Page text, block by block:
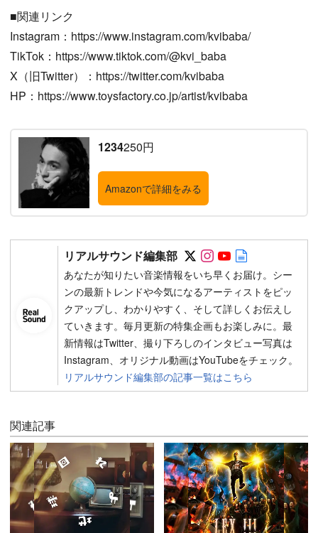
■関連リンク
Instagram：https://www.instagram.com/kvibaba/
TikTok：https://www.tiktok.com/@kvi_baba
X（旧Twitter）：https://twitter.com/kvibaba
HP：https://www.toysfactory.co.jp/artist/kvibaba
1234250円
Amazonで詳細をみる
リアルサウンド編集部 Follow on SNS
Follow on SNS
Follow on
あなたが知りたい音楽情報をいち早くお届け。シー
ンの最新トレンドや今気になるアーティストをピッ
クアップし、わかりやすく、そして詳しくお伝えし
ていきます。毎月更新の特集企画もお楽しみに。最
新情報はTwitter、撮り下ろしのインタビュー写真は
Instagram、オリジナル動画はYouTubeをチェック。
リアルサウンド編集部の記事一覧はこちら
関連記事